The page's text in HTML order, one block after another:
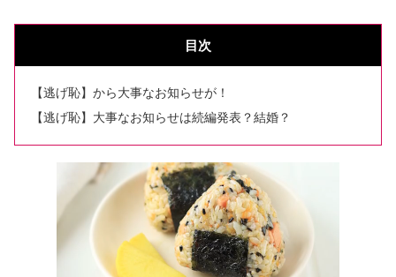
目次
【逃げ恥】から大事なお知らせが！
【逃げ恥】大事なお知らせは続編発表？結婚？